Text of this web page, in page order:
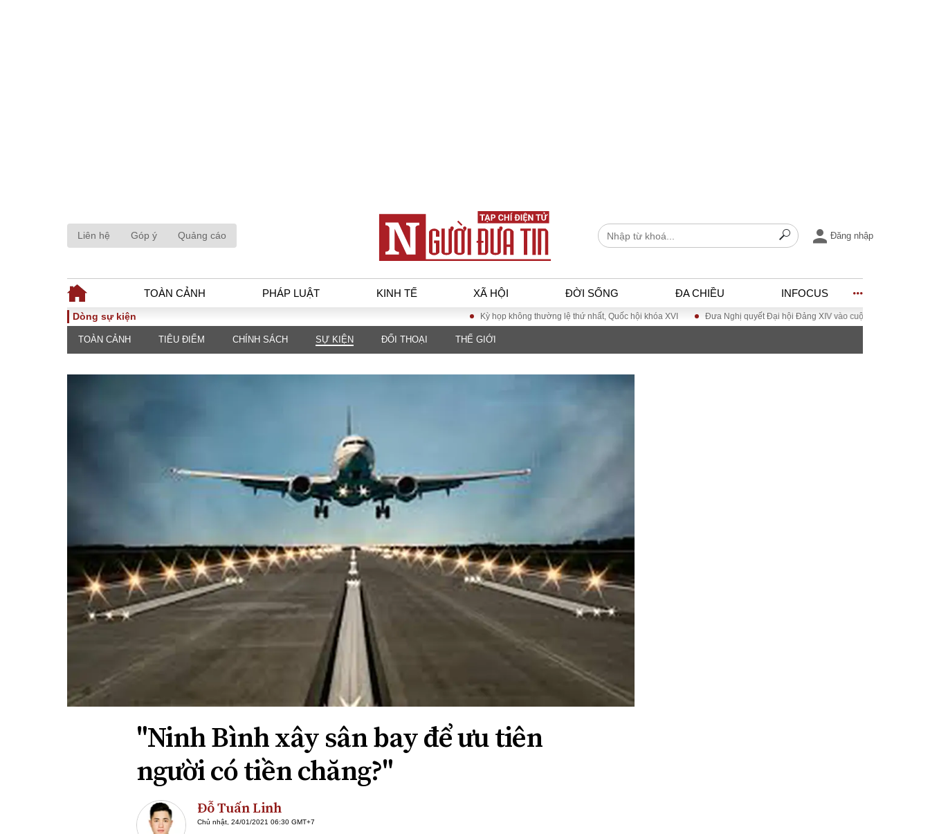
Liên hệ Góp ý Quảng cáo Đăng nhập
TOÀN CẢNH PHÁP LUẬT KINH TẾ XÃ HỘI ĐỜI SỐNG ĐA CHIỀU INFOCUS
TOÀN CẢNH PHÁP LUẬT
Tiếng nói công dân
An ninh - Hình sự
KINH TẾ
Xu hướng thị
trường
Công nghệ
ĐA CHIỀU
Quan điểm
Bạn đọc viết
Dòng sự kiện Kỳ họp không thường lệ thứ nhất, Quốc hội khóa XVI Đưa Nghị quyết Đại hội Đảng XIV vào cuộc sống
TOÀN CẢNH TIÊU ĐIỂM CHÍNH SÁCH SỰ KIỆN ĐỐI THOẠI THẾ GIỚI
"Ninh Bình xây sân bay để ưu tiên
người có tiền chăng?"
Đỗ Tuấn Linh
Chủ nhật, 24/01/2021 06:30 GMT+7